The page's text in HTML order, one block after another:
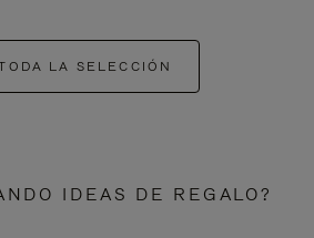
LA SELECCIÓN
IDEAS DE REGALO?